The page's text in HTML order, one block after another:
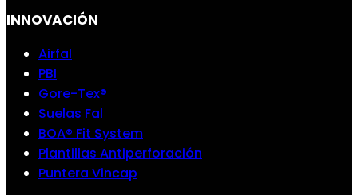
INNOVACIÓN
Airfal
PBI
Gore-Tex®
Suelas Fal
BOA® Fit System
Plantillas Antiperforación
Puntera Vincap